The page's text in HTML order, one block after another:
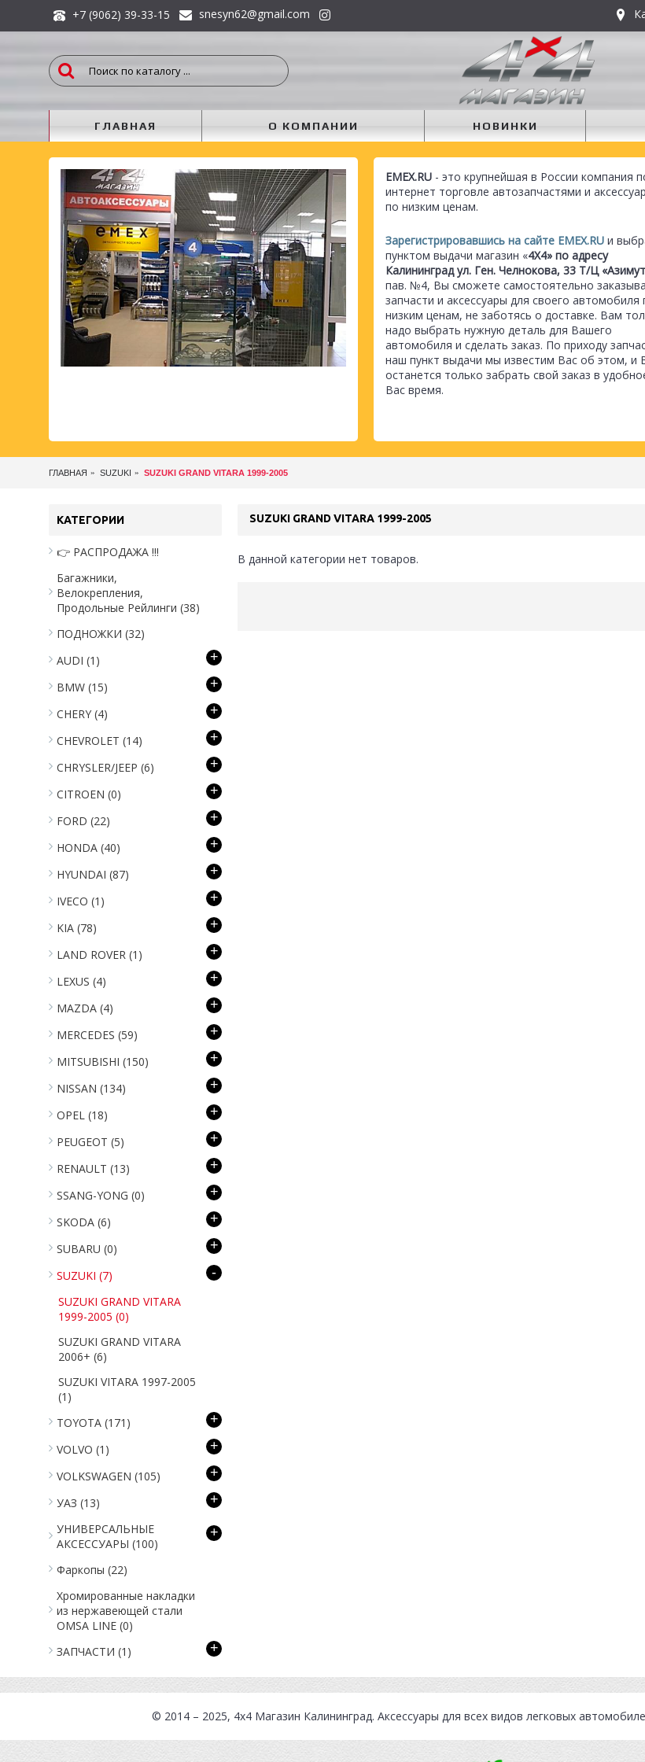
+7 (9062) 39-33-15 snesyn62@gmail.com
ГЛАВНАЯ О КОМПАНИИ НОВИНКИ
EMEX.RU - это крупнейшая в России компания
интернет торговле автозапчастями и
по низким ценам.
Зарегистрировавшись на сайте EMEX.RU и
пунктом выдачи магазин «4Х4» по адресу
Калининград ул. Ген. Челнокова, 33 Т/Ц «Азимут
пав. №4, Вы сможете самостоятельно
запчасти и аксессуары для своего автомобиля
низким ценам, не заботясь о доставке. Вам
надо выбрать нужную деталь для Вашего
автомобиля и сделать заказ. По приходу
наш пункт выдачи мы известим Вас об этом, и
останется только забрать свой заказ в
Вас время.
ГЛАВНАЯ SUZUKI SUZUKI GRAND VITARA 1999-2005
КАТЕГОРИИ
👉 РАСПРОДАЖА !!!
Багажники,
Велокрепления,
Продольные Рейлинги (38)
ПОДНОЖКИ (32)
AUDI (1) +
BMW (15) +
CHERY (4) +
CHEVROLET (14) +
CHRYSLER/JEEP (6) +
CITROEN (0) +
FORD (22) +
HONDA (40) +
HYUNDAI (87) +
IVECO (1) +
KIA (78) +
LAND ROVER (1) +
LEXUS (4) +
MAZDA (4) +
MERCEDES (59) +
MITSUBISHI (150) +
NISSAN (134) +
OPEL (18) +
PEUGEOT (5) +
RENAULT (13) +
SSANG-YONG (0) +
SKODA (6) +
SUBARU (0) +
SUZUKI (7) -
SUZUKI GRAND VITARA
1999-2005 (0)
SUZUKI GRAND VITARA
2006+ (6)
SUZUKI VITARA 1997-2005
(1)
TOYOTA (171) +
VOLVO (1) +
VOLKSWAGEN (105) +
УАЗ (13) +
УНИВЕРСАЛЬНЫЕ
АКСЕССУАРЫ (100)
+
Фаркопы (22)
Хромированные накладки
из нержавеющей стали
OMSA LINE (0)
ЗАПЧАСТИ (1) +
SUZUKI GRAND VITARA 1999-2005
В данной категории нет товаров.
© 2014 – 2025, 4x4 Магазин Калининград. Аксессуары для всех видов легковых